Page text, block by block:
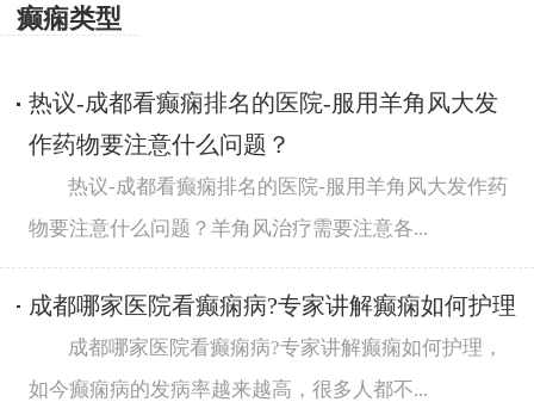
癫痫类型
热议-成都看癫痫排名的医院-服用羊角风大发
作药物要注意什么问题？
热议-成都看癫痫排名的医院-服用羊角风大发作药
物要注意什么问题？羊角风治疗需要注意各...
成都哪家医院看癫痫病?专家讲解癫痫如何护理
成都哪家医院看癫痫病?专家讲解癫痫如何护理，
如今癫痫病的发病率越来越高，很多人都不...